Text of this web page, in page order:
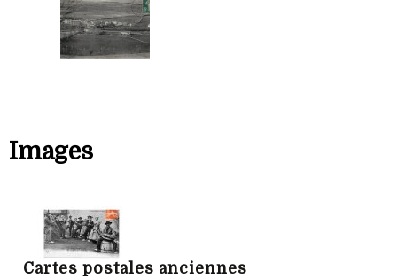
Images
Cartes postales anciennes